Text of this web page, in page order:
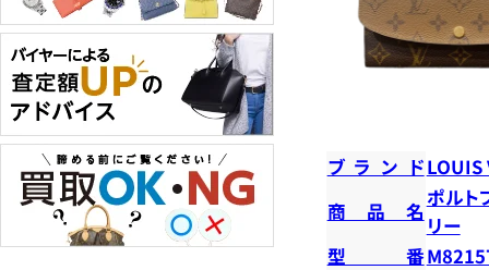
ブランドLOUIS
商品名
ポルト
リー
型番